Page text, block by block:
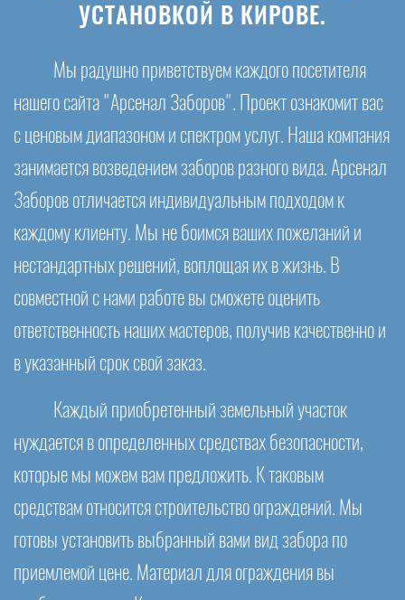
УСТАНОВКОЙ В КИРОВЕ.
Мы радушно приветствуем каждого посетителя
нашего сайта "Арсенал Заборов". Проект ознакомит вас
с ценовым диапазоном и спектром услуг. Наша компания
занимается возведением заборов разного вида. Арсенал
Заборов отличается индивидуальным подходом к
каждому клиенту. Мы не боимся ваших пожеланий и
нестандартных решений, воплощая их в жизнь. В
совместной с нами работе вы сможете оценить
ответственность наших мастеров, получив качественно и
в указанный срок свой заказ.
Каждый приобретенный земельный участок
нуждается в определенных средствах безопасности,
которые мы можем вам предложить. К таковым
средствам относится строительство ограждений. Мы
готовы установить выбранный вами вид забора по
приемлемой цене. Материал для ограждения вы